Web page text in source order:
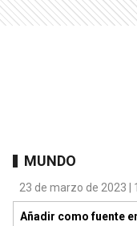
MUNDO
23 de marzo de 2023 |
Añadir como fuente